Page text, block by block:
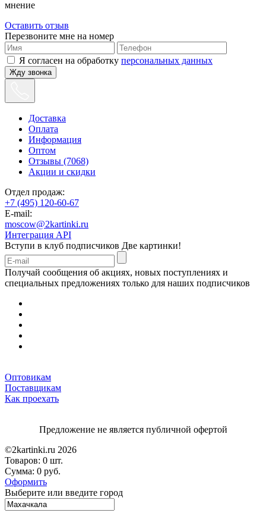
мнение
Оставить отзыв
Перезвоните мне на номер
Я согласен на обработку персональных данных
Жду звонка
Доставка
Оплата
Информация
Оптом
Отзывы (7068)
Акции и скидки
Отдел продаж:
+7 (495) 120-60-67
E-mail:
moscow@2kartinki.ru
Интеграция API
Вступи в клуб подписчиков Две картинки!
Получай сообщения об акциях, новых поступлениях и
специальных предложениях только для наших подписчиков
Оптовикам
Поставщикам
Как проехать
Предложение не является публичной офертой
©2kartinki.ru 2026
Товаров: 0 шт.
Сумма: 0 руб.
Оформить
Выберите или введите город